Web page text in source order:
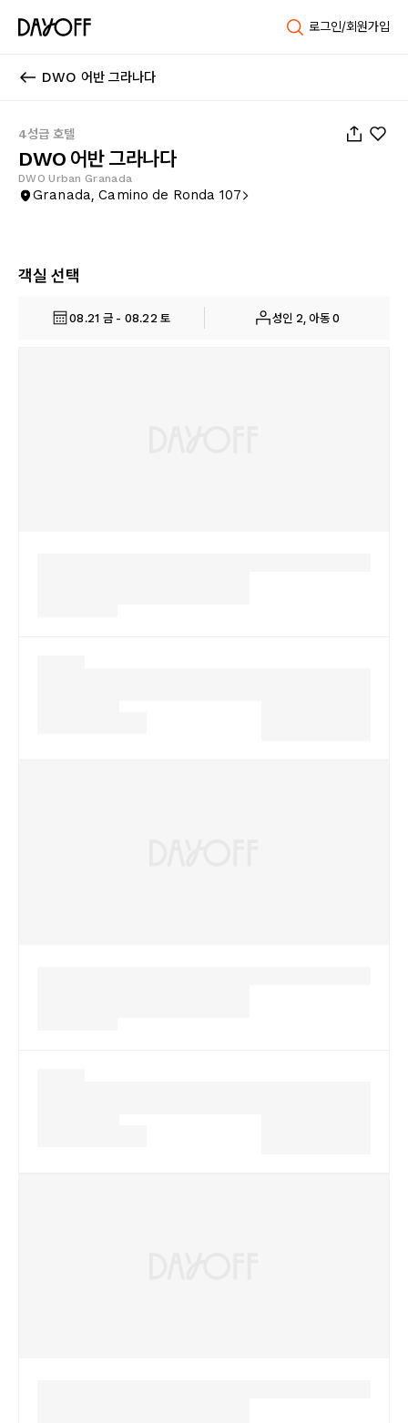
로그인/회원가입
DWO 어반 그라나다
4성급 호텔
DWO 어반 그라나다
DWO Urban Granada
Granada, Camino de Ronda 107
객실 선택
08.21 금 - 08.22 토 성인 2, 아동 0